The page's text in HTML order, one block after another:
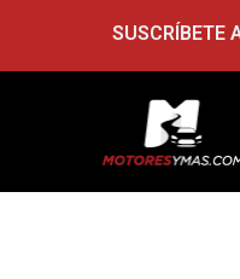
contenido
SUSCRÍBETE